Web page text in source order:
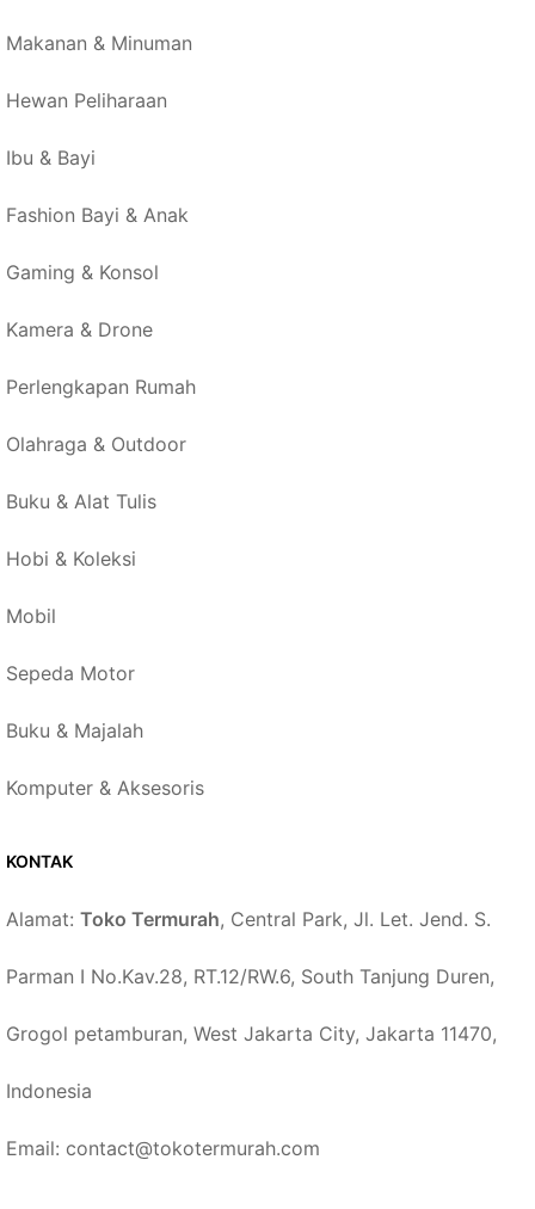
Makanan & Minuman
Hewan Peliharaan
Ibu & Bayi
Fashion Bayi & Anak
Gaming & Konsol
Kamera & Drone
Perlengkapan Rumah
Olahraga & Outdoor
Buku & Alat Tulis
Hobi & Koleksi
Mobil
Sepeda Motor
Buku & Majalah
Komputer & Aksesoris
KONTAK
Alamat: Toko Termurah, Central Park, Jl. Let. Jend. S.
Parman I No.Kav.28, RT.12/RW.6, South Tanjung Duren,
Grogol petamburan, West Jakarta City, Jakarta 11470,
Indonesia
Email: contact@tokotermurah.com